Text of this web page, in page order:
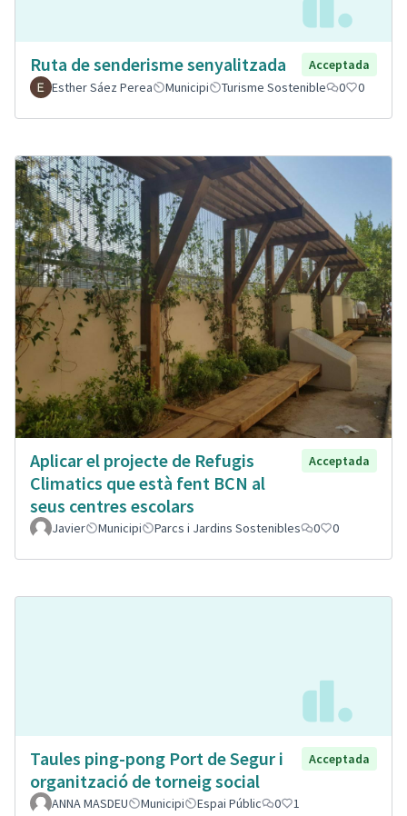
Ruta de senderisme senyalitzada
Acceptada
Esther Sáez Perea
Municipi Turisme Sostenible 0 0
Aplicar el projecte de Refugis
Climatics que està fent BCN al
seus centres escolars
Acceptada
Javier Municipi Parcs i Jardins Sostenibles 0 0
Taules ping-pong Port de Segur i
organització de torneig social
Acceptada
ANNA MASDEU Municipi Espai Públic 0 1